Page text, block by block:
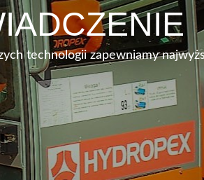
technologii zapewniamy